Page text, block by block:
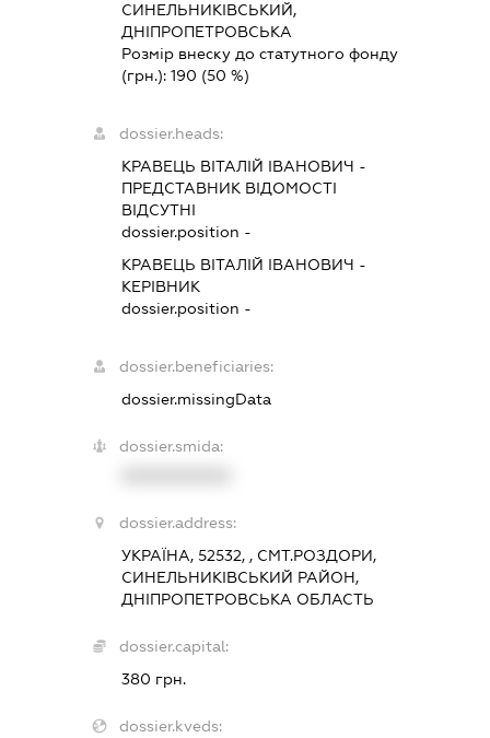
СИНЕЛЬНИКІВСЬКИЙ,
ДНІПРОПЕТРОВСЬКА
Розмір внеску до статутного фонду
(грн.): 190 (50 %)
dossier.heads:
КРАВЕЦЬ ВІТАЛІЙ ІВАНОВИЧ -
ПРЕДСТАВНИКВІДОМОСТІ
ВІДСУТНІ
dossier.position -
КРАВЕЦЬ ВІТАЛІЙ ІВАНОВИЧ -
КЕРІВНИК
dossier.position -
dossier.beneficiaries:
dossier.missingData
dossier.smida:
dossier.address:
УКРАЇНА, 52532, , СМТ.РОЗДОРИ,
СИНЕЛЬНИКІВСЬКИЙ РАЙОН,
ДНІПРОПЕТРОВСЬКА ОБЛАСТЬ
dossier.capital:
380 грн.
dossier.kveds: